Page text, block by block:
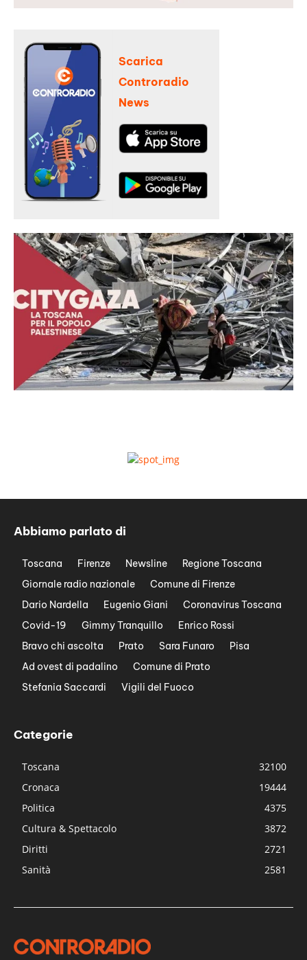
Scarica
Controradio
News
Abbiamo parlato di
Toscana Firenze Newsline
Regione Toscana
Giornale radio nazionale
Comune di Firenze
Dario Nardella
Eugenio Giani
Coronavirus Toscana
Covid-19
Gimmy Tranquillo
Enrico Rossi
Bravo chi ascolta
Prato Sara Funaro
Pisa
Ad ovest di padalino
Comune di Prato
Stefania Saccardi
Vigili del Fuoco
Categorie
Toscana
32100
Cronaca
19444
Politica
4375
Cultura & Spettacolo
3872
Diritti
2721
Sanità
2581